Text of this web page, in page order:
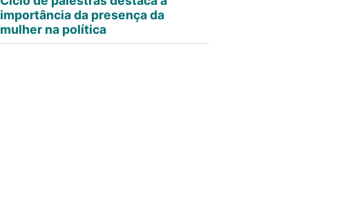
importância da presença da
mulher na política